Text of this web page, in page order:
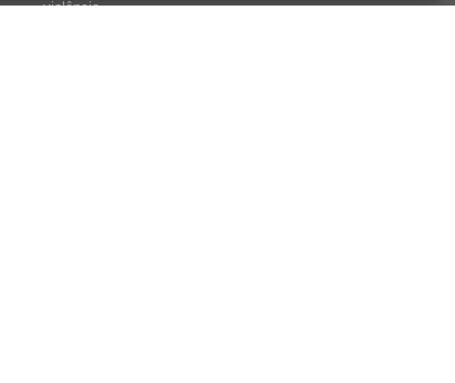
violência